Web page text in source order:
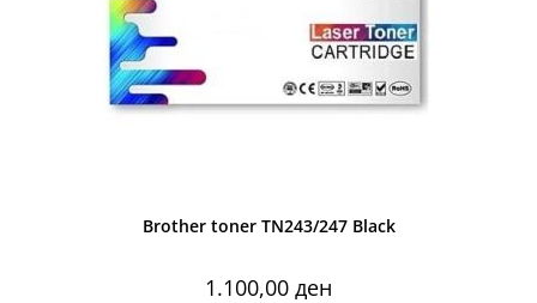
Brother toner TN243/247 Black
1.100,00 ден